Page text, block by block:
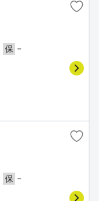
保 －
保 －